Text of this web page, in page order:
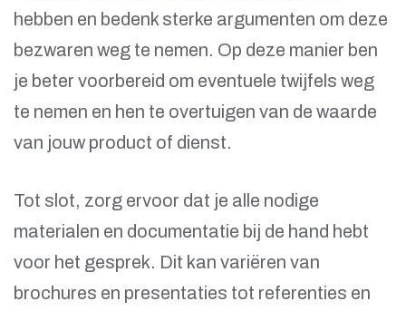
hebben en bedenk sterke argumenten om deze
bezwaren weg te nemen. Op deze manier ben
je beter voorbereid om eventuele twijfels weg
te nemen en hen te overtuigen van de waarde
van jouw product of dienst.
Tot slot, zorg ervoor dat je alle nodige
materialen en documentatie bij de hand hebt
voor het gesprek. Dit kan variëren van
brochures en presentaties tot referenties en